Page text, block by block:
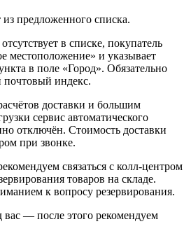
предложенного списка.
в списке, покупатель
местоположение» и указывает
в поле «Город». Обязательно
почтовый индекс.
доставки и большим
сервис автоматического
отключён. Стоимость доставки
при звонке.
связаться с колл‑центром
товаров на складе.
к вопросу резервирования.
вас — после этого рекомендуем